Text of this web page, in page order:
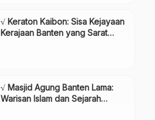
√ Keraton Kaibon: Sisa Kejayaan
Kerajaan Banten yang Sarat
√ Masjid Agung Banten Lama:
Warisan Islam dan Sejarah